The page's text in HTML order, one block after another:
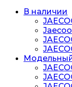
В наличии